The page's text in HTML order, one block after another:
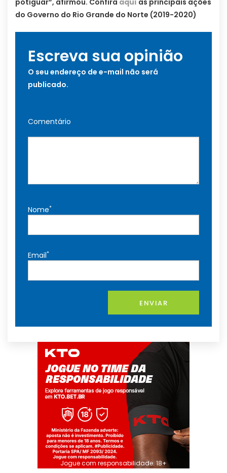
potiguar”, afirmou. Confira aqui as principais ações
do Governo do Rio Grande do Norte (2019-2020)
Escreva sua opinião
O seu endereço de e-mail não será
publicado.
Comentário
Nome*
Email*
ENVIAR
Jogue com responsabilidade. 18+